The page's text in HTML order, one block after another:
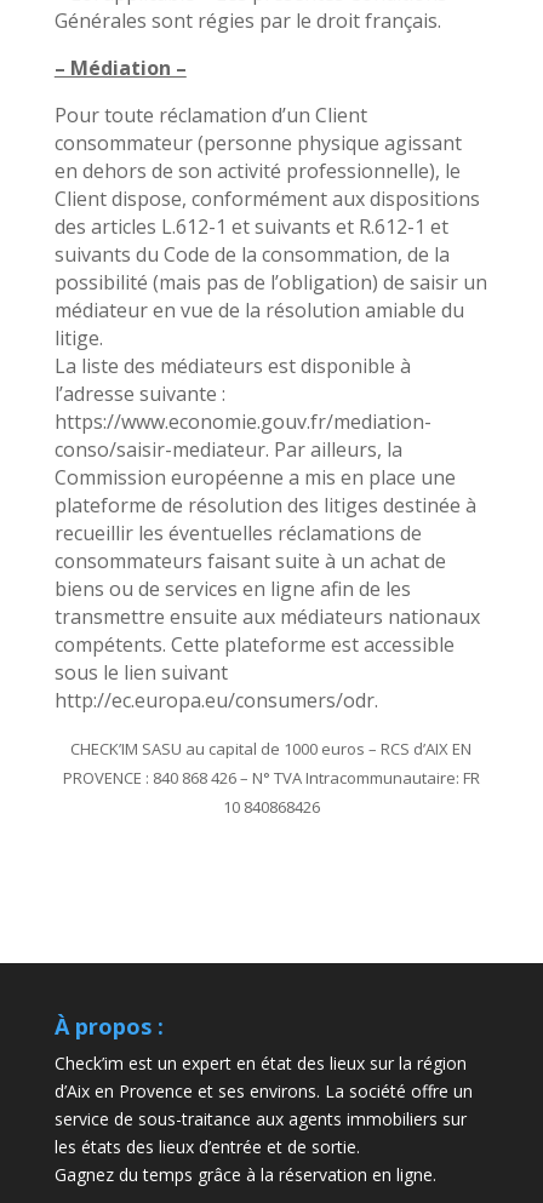
Générales sont régies par le droit français.
– Médiation –
Pour toute réclamation d’un Client
consommateur (personne physique agissant
en dehors de son activité professionnelle), le
Client dispose, conformément aux dispositions
des articles L.612-1 et suivants et R.612-1 et
suivants du Code de la consommation, de la
possibilité (mais pas de l’obligation) de saisir un
médiateur en vue de la résolution amiable du
litige.
La liste des médiateurs est disponible à
l’adresse suivante :
https://www.economie.gouv.fr/mediation-
conso/saisir-mediateur. Par ailleurs, la
Commission européenne a mis en place une
plateforme de résolution des litiges destinée à
recueillir les éventuelles réclamations de
consommateurs faisant suite à un achat de
biens ou de services en ligne afin de les
transmettre ensuite aux médiateurs nationaux
compétents. Cette plateforme est accessible
sous le lien suivant
http://ec.europa.eu/consumers/odr.
CHECK’IM SASU au capital de 1000 euros – RCS d’AIX EN
PROVENCE : 840 868 426 – N° TVA Intracommunautaire: FR
10 840868426
À propos :
Check’im est un expert en état des lieux sur la région
d’Aix en Provence et ses environs. La société offre un
service de sous-traitance aux agents immobiliers sur
les états des lieux d’entrée et de sortie.
Gagnez du temps grâce à la réservation en ligne.